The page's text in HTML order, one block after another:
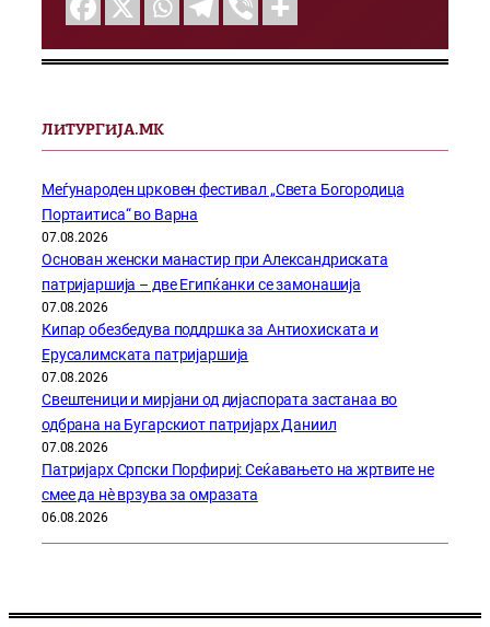
ЛИТУРГИЈА.МК
Меѓународен црковен фестивал „Света Богородица
Портаитиса“ во Варна
07.08.2026
Основан женски манастир при Александриската
патријаршија – две Египќанки се замонашија
07.08.2026
Кипар обезбедува поддршка за Антиохиската и
Ерусалимската патријаршија
07.08.2026
Свештеници и мирјани од дијаспората застанаа во
одбрана на Бугарскиот патријарх Даниил
07.08.2026
Патријарх Српски Порфириј: Сеќавањето на жртвите не
смее да нѐ врзува за омразата
06.08.2026